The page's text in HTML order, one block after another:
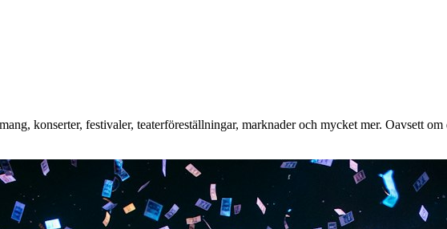
konserter, festivaler, teaterföreställningar, marknader och mycket mer. Oavsett